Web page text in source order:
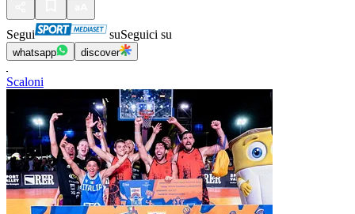
Segui suSeguici su
whatsapp discover
Scaloni